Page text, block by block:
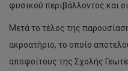
φυσικού περιβάλλοντος και
Μετά το τέλος της
ακροατήριο, το οποίο
αποφοίτους της Σχολής